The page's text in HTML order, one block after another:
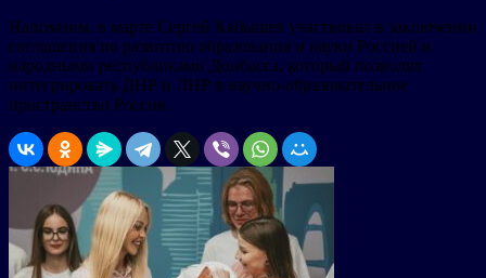
Напомним, в марте Сергей Кабышев участвовал в заключении
соглашения по развитию образования и науки Россией и
народными республиками Донбасса, который позволит
интегрировать ДНР и ЛНР в научно-образовательное
пространство России.